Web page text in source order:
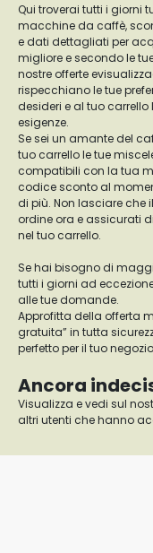
Qui troverai tutti i giorni
macchine da caffè,
e dati dettagliati per
migliore e secondo le
nostre offerte
rispecchiano le tue
desideri e al tuo
esigenze.
Se sei un amante del
tuo carrello le tue
compatibili con la tua
codice sconto al
di più. Non lasciare che
ordine ora e assicurati
nel tuo carrello.
Se hai bisogno di
tutti i giorni ad
alle tue domande.
Approfitta della offerta
gratuita” in tutta
perfetto per il tuo
Ancora
Visualizza e vedi sul
altri utenti che hanno